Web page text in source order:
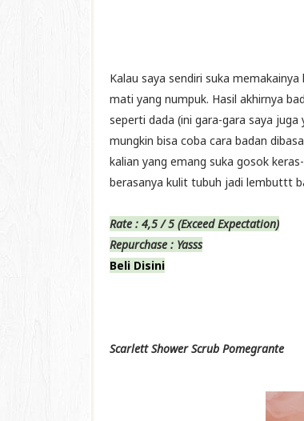
Kalau saya sendiri suka
mati yang numpuk. Hasil akhirnya
seperti dada (ini gara-gara saya
mungkin bisa coba cara badan
kalian yang emang suka gosok
berasanya kulit tubuh jadi lembuttt
Rate : 4,5 / 5 (Exceed Expectation)
Repurchase : Yasss
Beli Disini
Scarlett Shower Scrub Pomegrante